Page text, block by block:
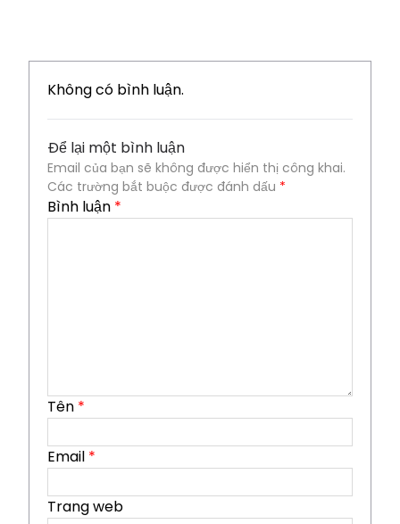
Không có bình luận.
Để lại một bình luận
Email của bạn sẽ không được hiển thị công khai.
Các trường bắt buộc được đánh dấu *
Bình luận *
Tên *
Email *
Trang web